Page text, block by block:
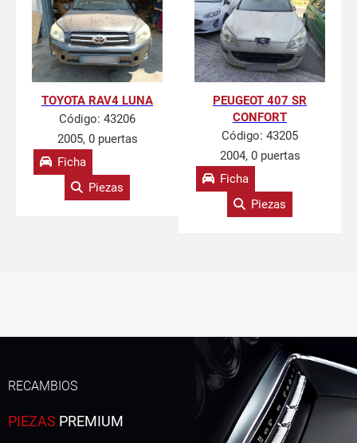
TOYOTA RAV4 LUNA
Código: 43206
2005, 0 puertas
Ficha
Piezas
PEUGEOT 407 SR
CONFORT
Código: 43205
2004, 0 puertas
Ficha
Piezas
RECAMBIOS
PIEZAS PREMIUM